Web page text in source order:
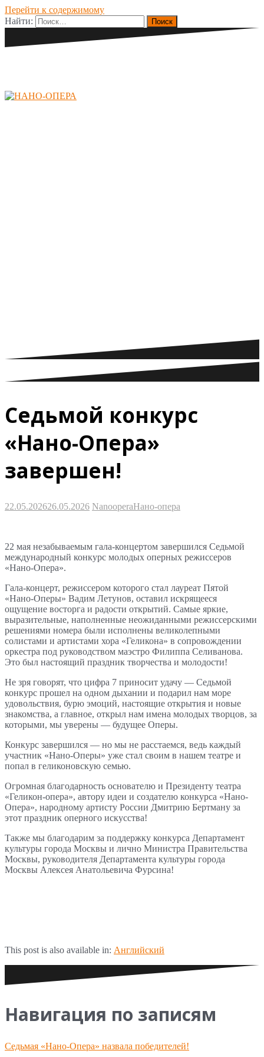
Перейти к содержимому
Найти:
Седьмой конкурс
«Нано-Опера»
завершен!
22.05.202626.05.2026 NanooperaНано-опера
22 мая незабываемым гала-концертом завершился Седьмой
международный конкурс молодых оперных режиссеров
«Нано-Опера».
Гала-концерт, режиссером которого стал лауреат Пятой
«Нано-Оперы» Вадим Летунов, оставил искрящееся
ощущение восторга и радости открытий. Самые яркие,
выразительные, наполненные неожиданными режиссерскими
решениями номера были исполнены великолепными
солистами и артистами хора «Геликона» в сопровождении
оркестра под руководством маэстро Филиппа Селиванова.
Это был настоящий праздник творчества и молодости!
Не зря говорят, что цифра 7 приносит удачу — Седьмой
конкурс прошел на одном дыхании и подарил нам море
удовольствия, бурю эмоций, настоящие открытия и новые
знакомства, а главное, открыл нам имена молодых творцов, за
которыми, мы уверены — будущее Оперы.
Конкурс завершился — но мы не расстаемся, ведь каждый
участник «Нано-Оперы» уже стал своим в нашем театре и
попал в геликоновскую семью.
Огромная благодарность основателю и Президенту театра
«Геликон-опера», автору идеи и создателю конкурса «Нано-
Опера», народному артисту России Дмитрию Бертману за
этот праздник оперного искусства!
Также мы благодарим за поддержку конкурса Департамент
культуры города Москвы и лично Министра Правительства
Москвы, руководителя Департамента культуры города
Москвы Алексея Анатольевича Фурсина!
This post is also available in: Английский
Навигация по записям
Седьмая «Нано-Опера» назвала победителей!